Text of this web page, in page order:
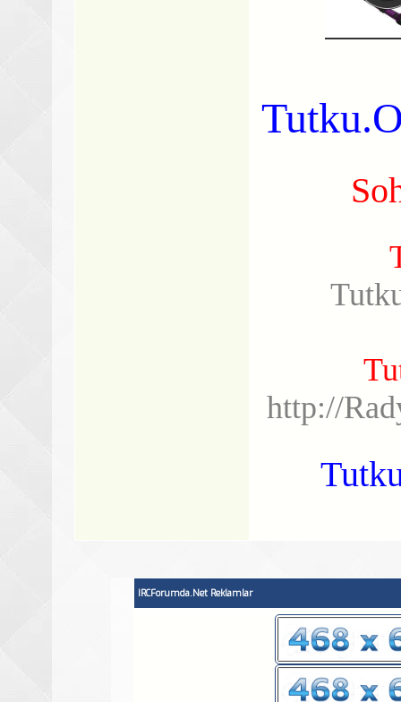
http://
IRCForumda.Net Reklamlar